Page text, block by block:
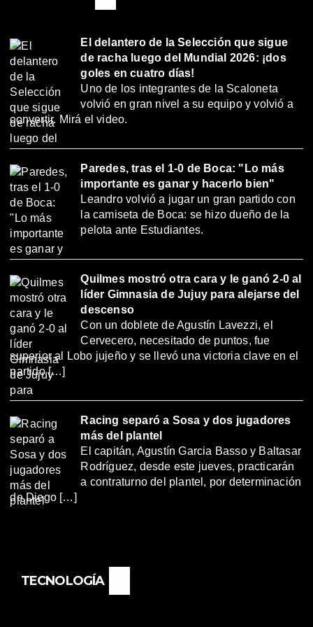
El delantero de la Selección que sigue
de racha luego del Mundial 2026: ¡dos
goles en cuatro días!
Uno de los integrantes de la Scaloneta
volvió en gran nivel a su equipo y volvió a
convertir. Mirá el video.
Paredes, tras el 1-0 de Boca: "Lo más
importante es ganar y hacerlo bien"
Leandro volvió a jugar un gran partido con
la camiseta de Boca: se hizo dueño de la
pelota ante Estudiantes.
Quilmes mostró otra cara y le ganó 2-0 al
líder Gimnasia de Jujuy para alejarse del
descenso
Con un doblete de Agustín Lavezzi, el
Cervecero, necesitado de puntos, fue
superior al Lobo jujeño y se llevó una victoria clave en el
partido […]
Racing separó a Sosa y dos jugadores
más del plantel
El capitán, Agustín Garcia Basso y Baltasar
Rodríguez, desde este jueves, practicarán
a contraturno del plantel, por determinación
de Diego […]
TECNOLOGÍA